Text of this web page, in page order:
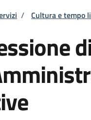
di pane
/ Cultura e tempo